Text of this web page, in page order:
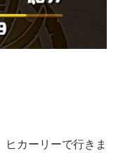
ヒカーリーで行きま